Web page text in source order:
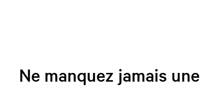
Ne manquez jamais une